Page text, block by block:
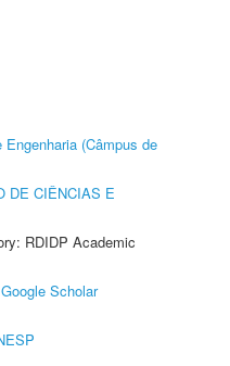
(Câmpus de
DE CIÊNCIAS E
RDIDP Academic
Google Scholar